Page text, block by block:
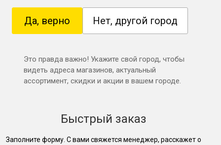
Да, верно Нет, другой город
Это правда важно! Укажите свой город, чтобы
видеть адреса магазинов, актуальный
ассортимент, скидки и акции в вашем городе.
Быстрый заказ
Заполните форму. С вами свяжется менеджер, расскажет о